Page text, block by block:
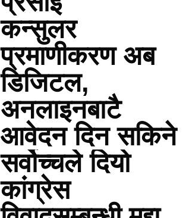
कन्सुलर
प्रमाणीकरण अब
डिजिटल,
अनलाइनबाटै
आवेदन दिन सकिने
सर्वोच्चले दियो
कांग्रेस